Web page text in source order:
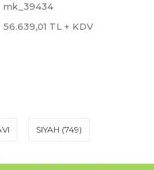
mk_39434
56.639,01 TL + KDV
SIYAH (749)